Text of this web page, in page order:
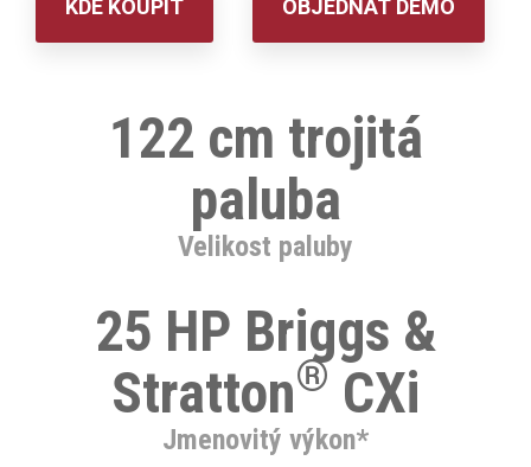
KDE KOUPIT OBJEDNAT DEMO
Velikost paluby
122 cm trojitá
paluba
Jmenovitý výkon*
25 HP Briggs &
Stratton® CXi